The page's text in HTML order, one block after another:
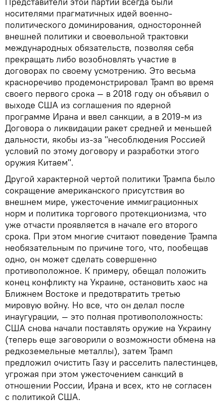
носителями прагматичных идей военно-
политического доминирования, односторонней
внешней политики и своевольной трактовки
международных обязательств, позволяя себя
прекращать либо возобновлять участие в
договорах по своему усмотрению. Это весьма
красноречиво продемонстрировал Трамп во время
своего первого срока — в 2018 году он объявил о
выходе США из соглашения по ядерной
программе Ирана и ввел санкции, а в 2019-м из
Договора о ликвидации ракет средней и меньшей
дальности, якобы из-за "несоблюдения Россией
условий по этому договору и разработки этого
оружия Китаем".
Другой характерной чертой политики Трампа было
сокращение американского присутствия во
внешнем мире, ужесточение иммиграционных
норм и политика торгового протекционизма, что
уже отчасти проявляется в начале его второго
срока. При этом многие считают поведение Трампа
необязательным по причине того, что, пообещав
одно, он может сделать совершенно
противоположное. К примеру, обещал положить
конец конфликту на Украине, остановить хаос на
Ближнем Востоке и предотвратить третью
мировую войну. Но все, что он делал после
инаугурации, — это полная противоположность:
США снова начали поставлять оружие на Украину
(теперь еще заговорили о возможности обмена на
редкоземельные металлы), затем Трамп
предложил очистить Газу и расселить палестинцев,
угрожая при этом ужесточением санкций в
отношении России, Ирана и всех, кто не согласен
с политикой США.